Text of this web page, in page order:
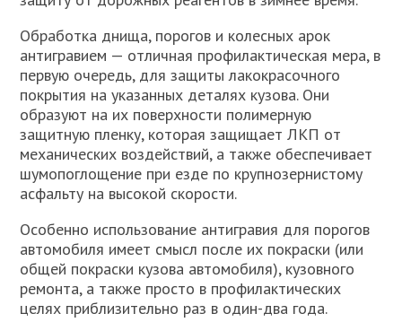
Обработка днища, порогов и колесных арок
антигравием — отличная профилактическая мера, в
первую очередь, для защиты лакокрасочного
покрытия на указанных деталях кузова. Они
образуют на их поверхности полимерную
защитную пленку, которая защищает ЛКП от
механических воздействий, а также обеспечивает
шумопоглощение при езде по крупнозернистому
асфальту на высокой скорости.
Особенно использование антигравия для порогов
автомобиля имеет смысл после их покраски (или
общей покраски кузова автомобиля), кузовного
ремонта, а также просто в профилактических
целях приблизительно раз в один-два года.